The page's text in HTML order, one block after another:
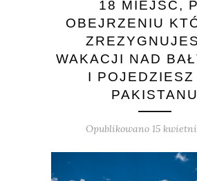
18 MIEJSC,
OBEJRZENIU
WAKACJI NAD
I POJEDZIESZ
PAKISTANU
Opublikowano 15